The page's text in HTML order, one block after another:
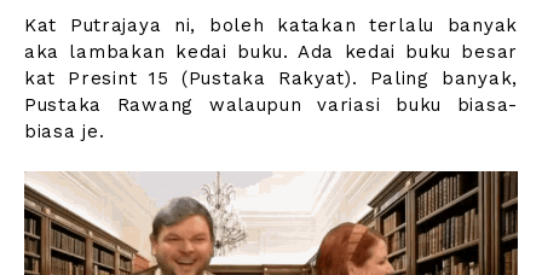
Kat Putrajaya ni, boleh katakan terlalu banyak
aka lambakan kedai buku. Ada kedai buku besar
kat Presint 15 (Pustaka Rakyat). Paling banyak,
Pustaka Rawang walaupun variasi buku biasa-
biasa je.